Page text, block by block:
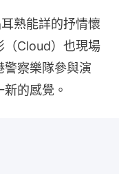
熟能詳的抒情懷
（Cloud）也現場
警察樂隊參與演
的感覺。